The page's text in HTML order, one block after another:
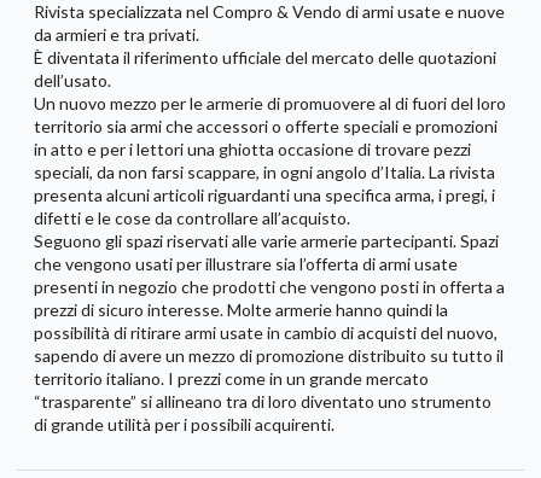
Rivista specializzata nel Compro & Vendo di armi usate e nuove
da armieri e tra privati.
È diventata il riferimento ufficiale del mercato delle quotazioni
dell’usato.
Un nuovo mezzo per le armerie di promuovere al di fuori del loro
territorio sia armi che accessori o offerte speciali e promozioni
in atto e per i lettori una ghiotta occasione di trovare pezzi
speciali, da non farsi scappare, in ogni angolo d’Italia. La rivista
presenta alcuni articoli riguardanti una specifica arma, i pregi, i
difetti e le cose da controllare all’acquisto.
Seguono gli spazi riservati alle varie armerie partecipanti. Spazi
che vengono usati per illustrare sia l’offerta di armi usate
presenti in negozio che prodotti che vengono posti in offerta a
prezzi di sicuro interesse. Molte armerie hanno quindi la
possibilità di ritirare armi usate in cambio di acquisti del nuovo,
sapendo di avere un mezzo di promozione distribuito su tutto il
territorio italiano. I prezzi come in un grande mercato
“trasparente” si allineano tra di loro diventato uno strumento
di grande utilità per i possibili acquirenti.